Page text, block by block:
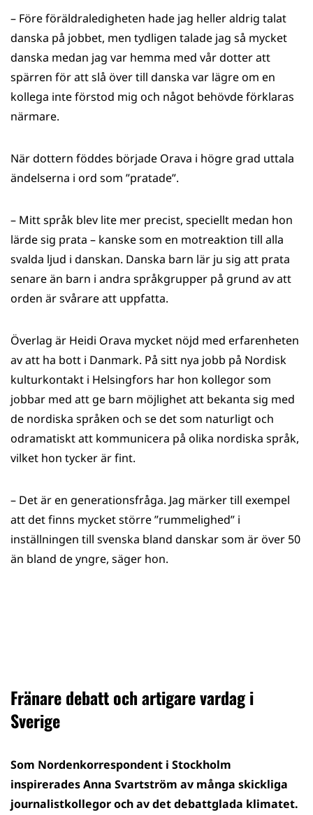
– Före föräldraledigheten hade jag heller aldrig talat
danska på jobbet, men tydligen talade jag så mycket
danska medan jag var hemma med vår dotter att
spärren för att slå över till danska var lägre om en
kollega inte förstod mig och något behövde förklaras
närmare.
När dottern föddes började Orava i högre grad uttala
ändelserna i ord som ”pratade”.
– Mitt språk blev lite mer precist, speciellt medan hon
lärde sig prata – kanske som en motreaktion till alla
svalda ljud i danskan. Danska barn lär ju sig att prata
senare än barn i andra språkgrupper på grund av att
orden är svårare att uppfatta.
Överlag är Heidi Orava mycket nöjd med erfarenheten
av att ha bott i Danmark. På sitt nya jobb på Nordisk
kulturkontakt i Helsingfors har hon kollegor som
jobbar med att ge barn möjlighet att bekanta sig med
de nordiska språken och se det som naturligt och
odramatiskt att kommunicera på olika nordiska språk,
vilket hon tycker är fint.
– Det är en generationsfråga. Jag märker till exempel
att det finns mycket större ”rummelighed” i
inställningen till svenska bland danskar som är över 50
än bland de yngre, säger hon.
Fränare debatt och artigare vardag i
Sverige
Som Nordenkorrespondent i Stockholm
inspirerades Anna Svartström av många skickliga
journalistkollegor och av det debattglada klimatet.